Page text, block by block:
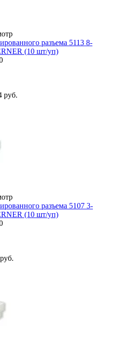
разъема 5113 8-
(10 шт/уп)
руб.
разъема 5107 3-
(10 шт/уп)
руб.